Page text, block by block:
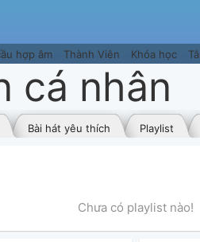
hợp âm Thành Viên Khóa học
cá nhân
Playlist
Bài hát yêu thích
Chưa có playlist nào!